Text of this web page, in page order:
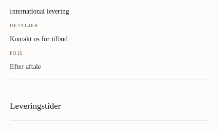
International levering
DETALJER
Kontakt os for tilbud
PRIS
Efter aftale
Leveringstider